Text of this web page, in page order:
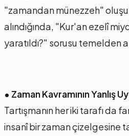
"zamandan münezzeh"
alındığında, "Kur'an ezelî
yaratıldı?" sorusu temelden
• Zaman Kavramının Yanlış
Tartışmanın her iki tarafı da
insanî bir zaman çizelgesine